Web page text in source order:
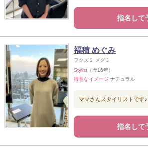
指名して
福積 めぐみ
フクズミ メグミ
Stylist （歴16年）
得意なイメージ ナチュラル
ママさんスタイリストです♪
指名して